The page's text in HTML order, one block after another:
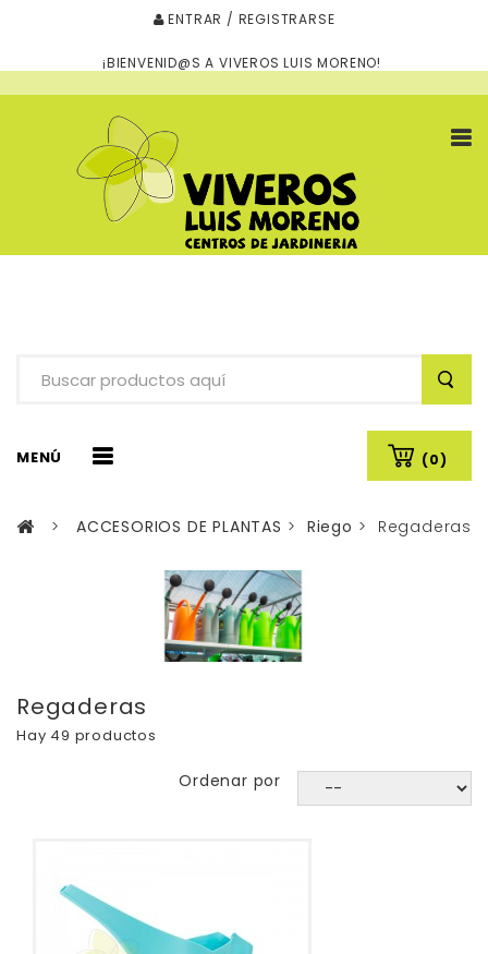
ENTRAR / REGISTRARSE
¡BIENVENID@S A VIVEROS LUIS MORENO!
(0)
MENÚ
> ACCESORIOS DE PLANTAS > Riego > Regaderas
Regaderas
Hay 49 productos
Ordenar por